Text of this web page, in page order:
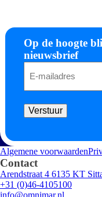
Op de hoogte
nieuwsbrief
mailadres
Verstuur
Algemene voorwaarden
Contact
Arendstraat 4 6135 KT
+31 (0)46-4105100
info@omnimar.nl